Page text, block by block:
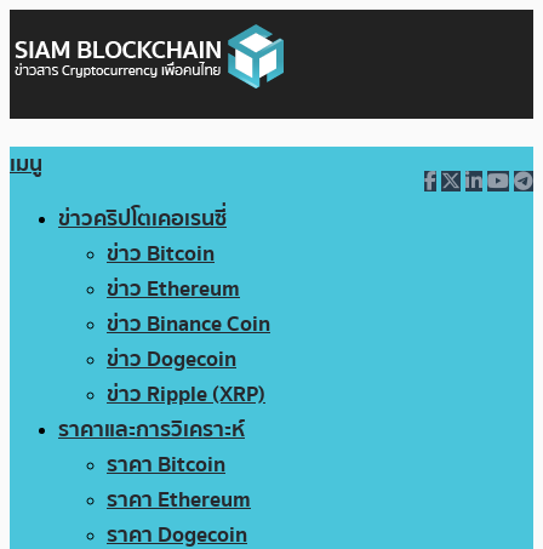
เมนู
ข่าวคริปโตเคอเรนซี่
ข่าว Bitcoin
ข่าว Ethereum
ข่าว Binance Coin
ข่าว Dogecoin
ข่าว Ripple (XRP)
ราคาและการวิเคราะห์
ราคา Bitcoin
ราคา Ethereum
ราคา Dogecoin